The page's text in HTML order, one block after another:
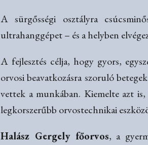
A sürgősségi osztályra
ultrahanggépet – és a helyben
A fejlesztés célja, hogy gyors,
orvosi beavatkozásra szoruló
vettek a munkában. Kiemelte azt
legkorszerűbb orvostechnikai
Halász Gergely főorvos, a